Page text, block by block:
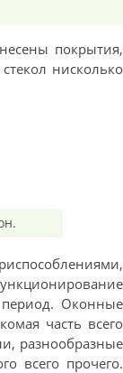
покрытия,
нисколько
период. Оконные
часть всего
разнообразные
всего прочего.